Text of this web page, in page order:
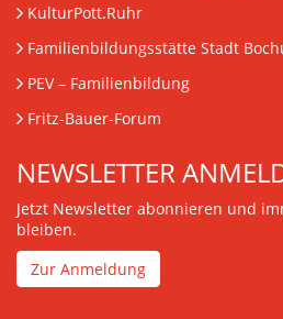
KulturPott.Ruhr
Familienbildungsstätte Stadt
PEV– Familienbildung
Fritz-Bauer-Forum
NEWSLETTER
Jetzt Newsletter abonnieren und
bleiben.
Zur Anmeldung